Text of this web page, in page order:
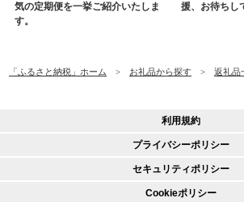
気の定期便を一挙ご紹介いたしま
す。
援、お待ちし
「ふるさと納税」ホーム お礼品から探す 返礼品
利用規約
プライバシーポリシー
セキュリティポリシー
Cookieポリシー